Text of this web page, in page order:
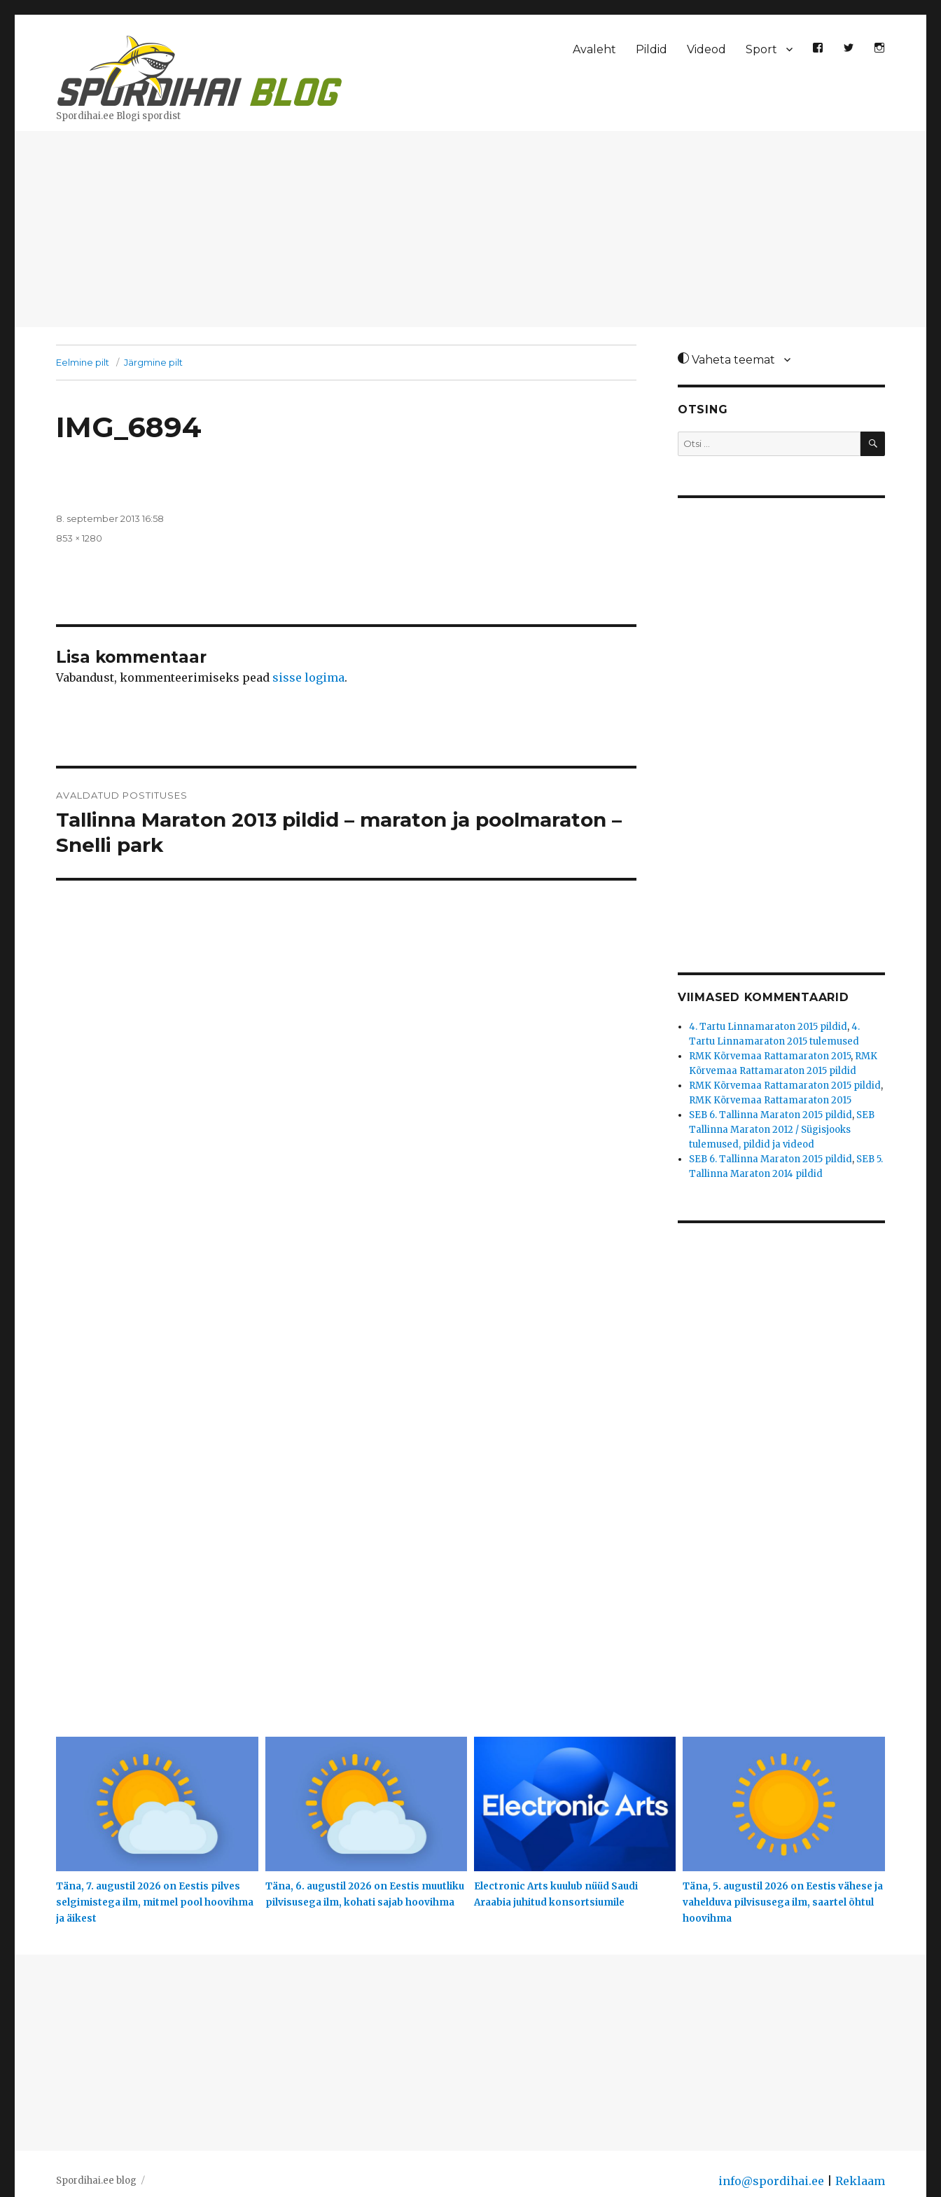
Spordihai.ee Blogi spordist
Avaleht Pildid Videod Sport
Eelmine pilt Järgmine pilt
IMG_6894
Postitatud
8. september 2013 16:58
Täissuurus
853 × 1280
Lisa kommentaar
Vabandust, kommenteerimiseks pead sisse logima.
AVALDATUD POSTITUSES
Tallinna Maraton 2013 pildid – maraton ja poolmaraton –
Snelli park
Vaheta teemat
OTSING
Otsi: OTSI
VIIMASED KOMMENTAARID
4. Tartu Linnamaraton 2015 pildid,4.
Tartu Linnamaraton 2015 tulemused
RMK Kõrvemaa Rattamaraton 2015, RMK
Kõrvemaa Rattamaraton 2015 pildid
RMK Kõrvemaa Rattamaraton 2015 pildid,
RMK Kõrvemaa Rattamaraton 2015
SEB 6. Tallinna Maraton 2015 pildid, SEB
Tallinna Maraton 2012 / Sügisjooks
tulemused, pildid ja videod
SEB 6. Tallinna Maraton 2015 pildid, SEB 5.
Tallinna Maraton 2014 pildid
Täna, 7. augustil 2026 on Eestis pilves
selgimistega ilm, mitmel pool hoovihma
ja äikest
Täna, 6. augustil 2026 on Eestis muutliku
pilvisusega ilm, kohati sajab hoovihma
Electronic Arts kuulub nüüd Saudi
Araabia juhitud konsortsiumile
Täna, 5. augustil 2026 on Eestis vähese ja
vahelduva pilvisusega ilm, saartel õhtul
hoovihma
Spordihai.ee blog info@spordihai.ee Reklaam